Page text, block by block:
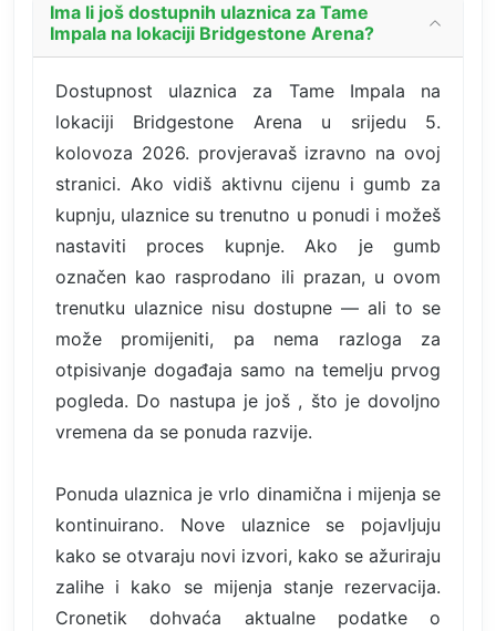
Ima li još dostupnih ulaznica za Tame
Impala na lokaciji Bridgestone Arena?
Dostupnost ulaznica za Tame Impala na
lokaciji Bridgestone Arena u srijedu 5.
kolovoza 2026. provjeravaš izravno na ovoj
stranici. Ako vidiš aktivnu cijenu i gumb za
kupnju, ulaznice su trenutno u ponudi i možeš
nastaviti proces kupnje. Ako je gumb
označen kao rasprodano ili prazan, u ovom
trenutku ulaznice nisu dostupne — ali to se
može promijeniti, pa nema razloga za
otpisivanje događaja samo na temelju prvog
pogleda. Do nastupa je još , što je dovoljno
vremena da se ponuda razvije.
Ponuda ulaznica je vrlo dinamična i mijenja se
kontinuirano. Nove ulaznice se pojavljuju
kako se otvaraju novi izvori, kako se ažuriraju
zalihe i kako se mijenja stanje rezervacija.
Cronetik dohvaća aktualne podatke o